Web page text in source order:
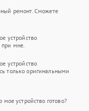
ремонт. Сможете
устройство
мне.
устройство
только оригинальными
мое устройство готово?